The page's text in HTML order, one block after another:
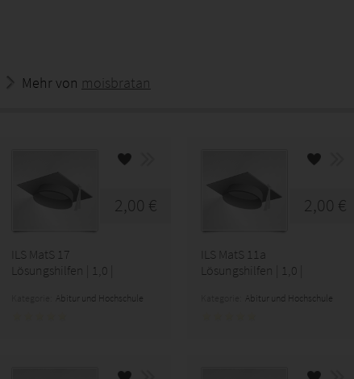
Mehr von moisbratan
2,00 €
ILS MatS 17
Lösungshilfen | 1,0 |
Abitur und Hochschule
2,00 €
ILS MatS 11a
Lösungshilfen | 1,0 |
Abitur und Hochschule